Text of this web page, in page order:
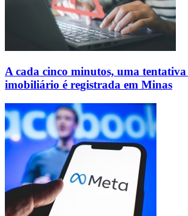
A cada cinco minutos, uma tentativa
imobiliário é registrada em Minas